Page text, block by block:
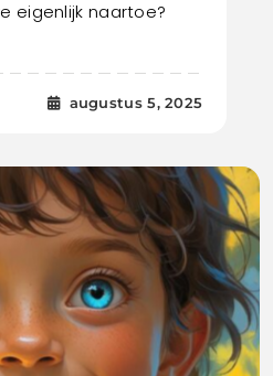
eigenlijk naartoe?
augustus 5, 2025